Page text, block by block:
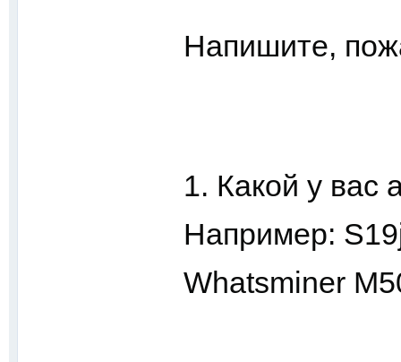
Напишите,
1. Какой у вас
Например:
Whatsminer